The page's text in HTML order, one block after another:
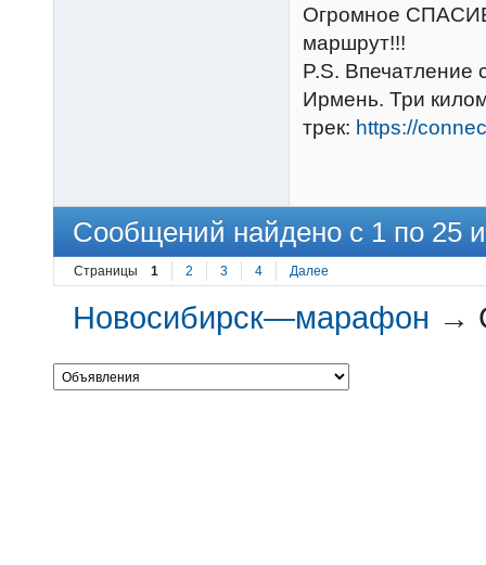
Огромное
маршрут!!!
P.S. Впечатление
Ирмень. Три
трек: https://
Сообщений найдено с 1 по 25
Страницы 1 2 3 4 Далее
Новосибирск—марафон →